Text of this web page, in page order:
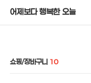
어제보다 행복한 오늘
쇼핑/장바구니 10